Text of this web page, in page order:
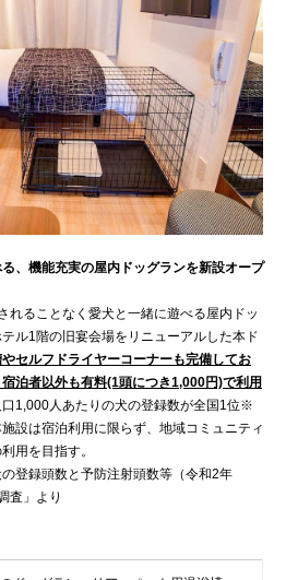
、機能充実の屋内ドッグランを新設オープ
ることなく愛犬と一緒に遊べる屋内ドッ
ル1階の旧宴会場をリニューアルした本ド
セルフドライヤーコーナーも完備してお
泊者以外も有料(1頭につき1,000円)で利用
1,000人あたりの犬の登録数が全国1位※
設は宿泊利用に限らず、地域コミュニティ
用を目指す。
登録頭数と予防注射頭数等（令和2年
査」より